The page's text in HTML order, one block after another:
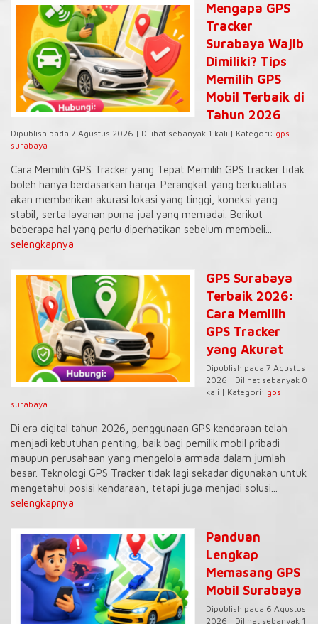
Mengapa GPS
Tracker
Surabaya Wajib
Dimiliki? Tips
Memilih GPS
Mobil Terbaik di
Tahun 2026
Dipublish pada 7 Agustus 2026 | Dilihat sebanyak 1 kali | Kategori: gps
surabaya
Cara Memilih GPS Tracker yang Tepat Memilih GPS tracker tidak
boleh hanya berdasarkan harga. Perangkat yang berkualitas
akan memberikan akurasi lokasi yang tinggi, koneksi yang
stabil, serta layanan purna jual yang memadai. Berikut
beberapa hal yang perlu diperhatikan sebelum membeli...
selengkapnya
GPS Surabaya
Terbaik 2026:
Cara Memilih
GPS Tracker
yang Akurat
Dipublish pada 7 Agustus
2026 | Dilihat sebanyak 0
kali | Kategori: gps
surabaya
Di era digital tahun 2026, penggunaan GPS kendaraan telah
menjadi kebutuhan penting, baik bagi pemilik mobil pribadi
maupun perusahaan yang mengelola armada dalam jumlah
besar. Teknologi GPS Tracker tidak lagi sekadar digunakan untuk
mengetahui posisi kendaraan, tetapi juga menjadi solusi...
selengkapnya
Panduan
Lengkap
Memasang GPS
Mobil Surabaya
Dipublish pada 6 Agustus
2026 | Dilihat sebanyak 1